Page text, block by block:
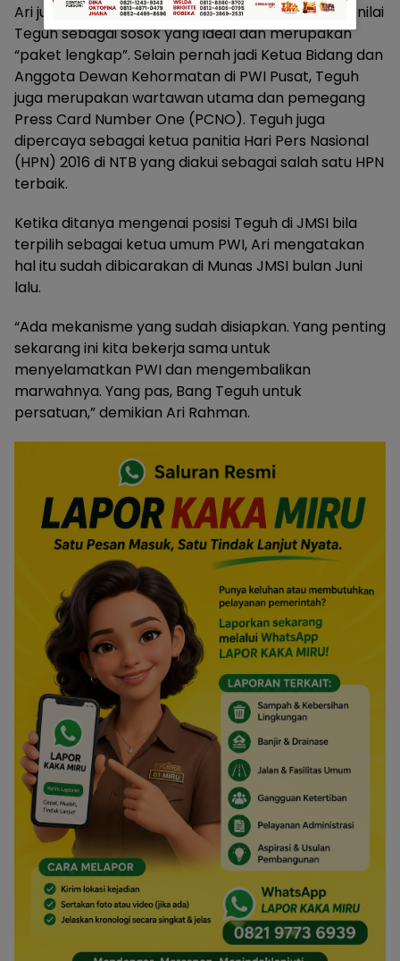
Ari juga menjelaskan, pengurus PWI di daerah menilai
Teguh sebagai sosok yang ideal dan merupakan
“paket lengkap”. Selain pernah jadi Ketua Bidang dan
Anggota Dewan Kehormatan di PWI Pusat, Teguh
juga merupakan wartawan utama dan pemegang
Press Card Number One (PCNO). Teguh juga
dipercaya sebagai ketua panitia Hari Pers Nasional
(HPN) 2016 di NTB yang diakui sebagai salah satu HPN
terbaik.
Ketika ditanya mengenai posisi Teguh di JMSI bila
terpilih sebagai ketua umum PWI, Ari mengatakan
hal itu sudah dibicarakan di Munas JMSI bulan Juni
lalu.
“Ada mekanisme yang sudah disiapkan. Yang penting
sekarang ini kita bekerja sama untuk
menyelamatkan PWI dan mengembalikan
marwahnya. Yang pas, Bang Teguh untuk
persatuan,” demikian Ari Rahman.